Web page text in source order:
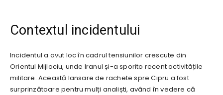
Contextul incidentului
Incidentul a avut loc în cadrul tensiunilor crescute din
Orientul Mijlociu, unde Iranul și-a sporito recent activitățile
militare. Această lansare de rachete spre Cipru a fost
surprinzătoare pentru mulți analiști, având în vedere că